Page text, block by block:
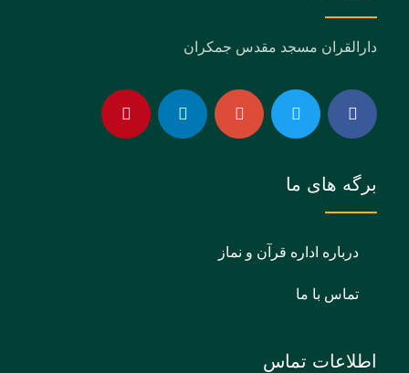
دارالقران مسجد مقدس جمکران
برگه های ما
درباره اداره قرآن و نماز
تماس با ما
اطلاعات تماس